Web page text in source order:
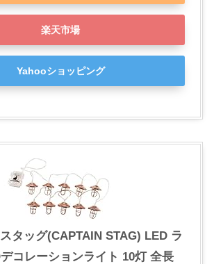
楽天市場
Yahooショッピング
タッグ(CAPTAIN STAG) LED ラ
コレーションライト 10灯 全長